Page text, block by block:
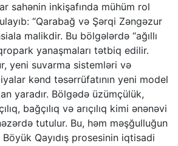
sahənin inkişafında mühüm rol
“Qarabağ və Şərqi Zəngəzur
malikdir. Bu bölgələrdə “ağıllı
yanaşmaları tətbiq edilir.
yeni suvarma sistemləri və
kənd təsərrüfatının yeni model
yaradır. Bölgədə üzümçülük,
bağçılıq və arıçılıq kimi ənənəvi
tutulur. Bu, həm məşğulluğun
Qayıdış prosesinin iqtisadi